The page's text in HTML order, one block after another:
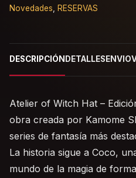
Novedades
RESERVAS
DESCRIPCIÓN DETALLES ENVIO
Atelier of Witch Hat –
obra creada por Kamome
series de fantasía más
La historia sigue a Coco,
mundo de la magia de